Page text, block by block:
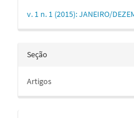
v. 1 n. 1 (2015): JANEIRO/
Seção
Artigos